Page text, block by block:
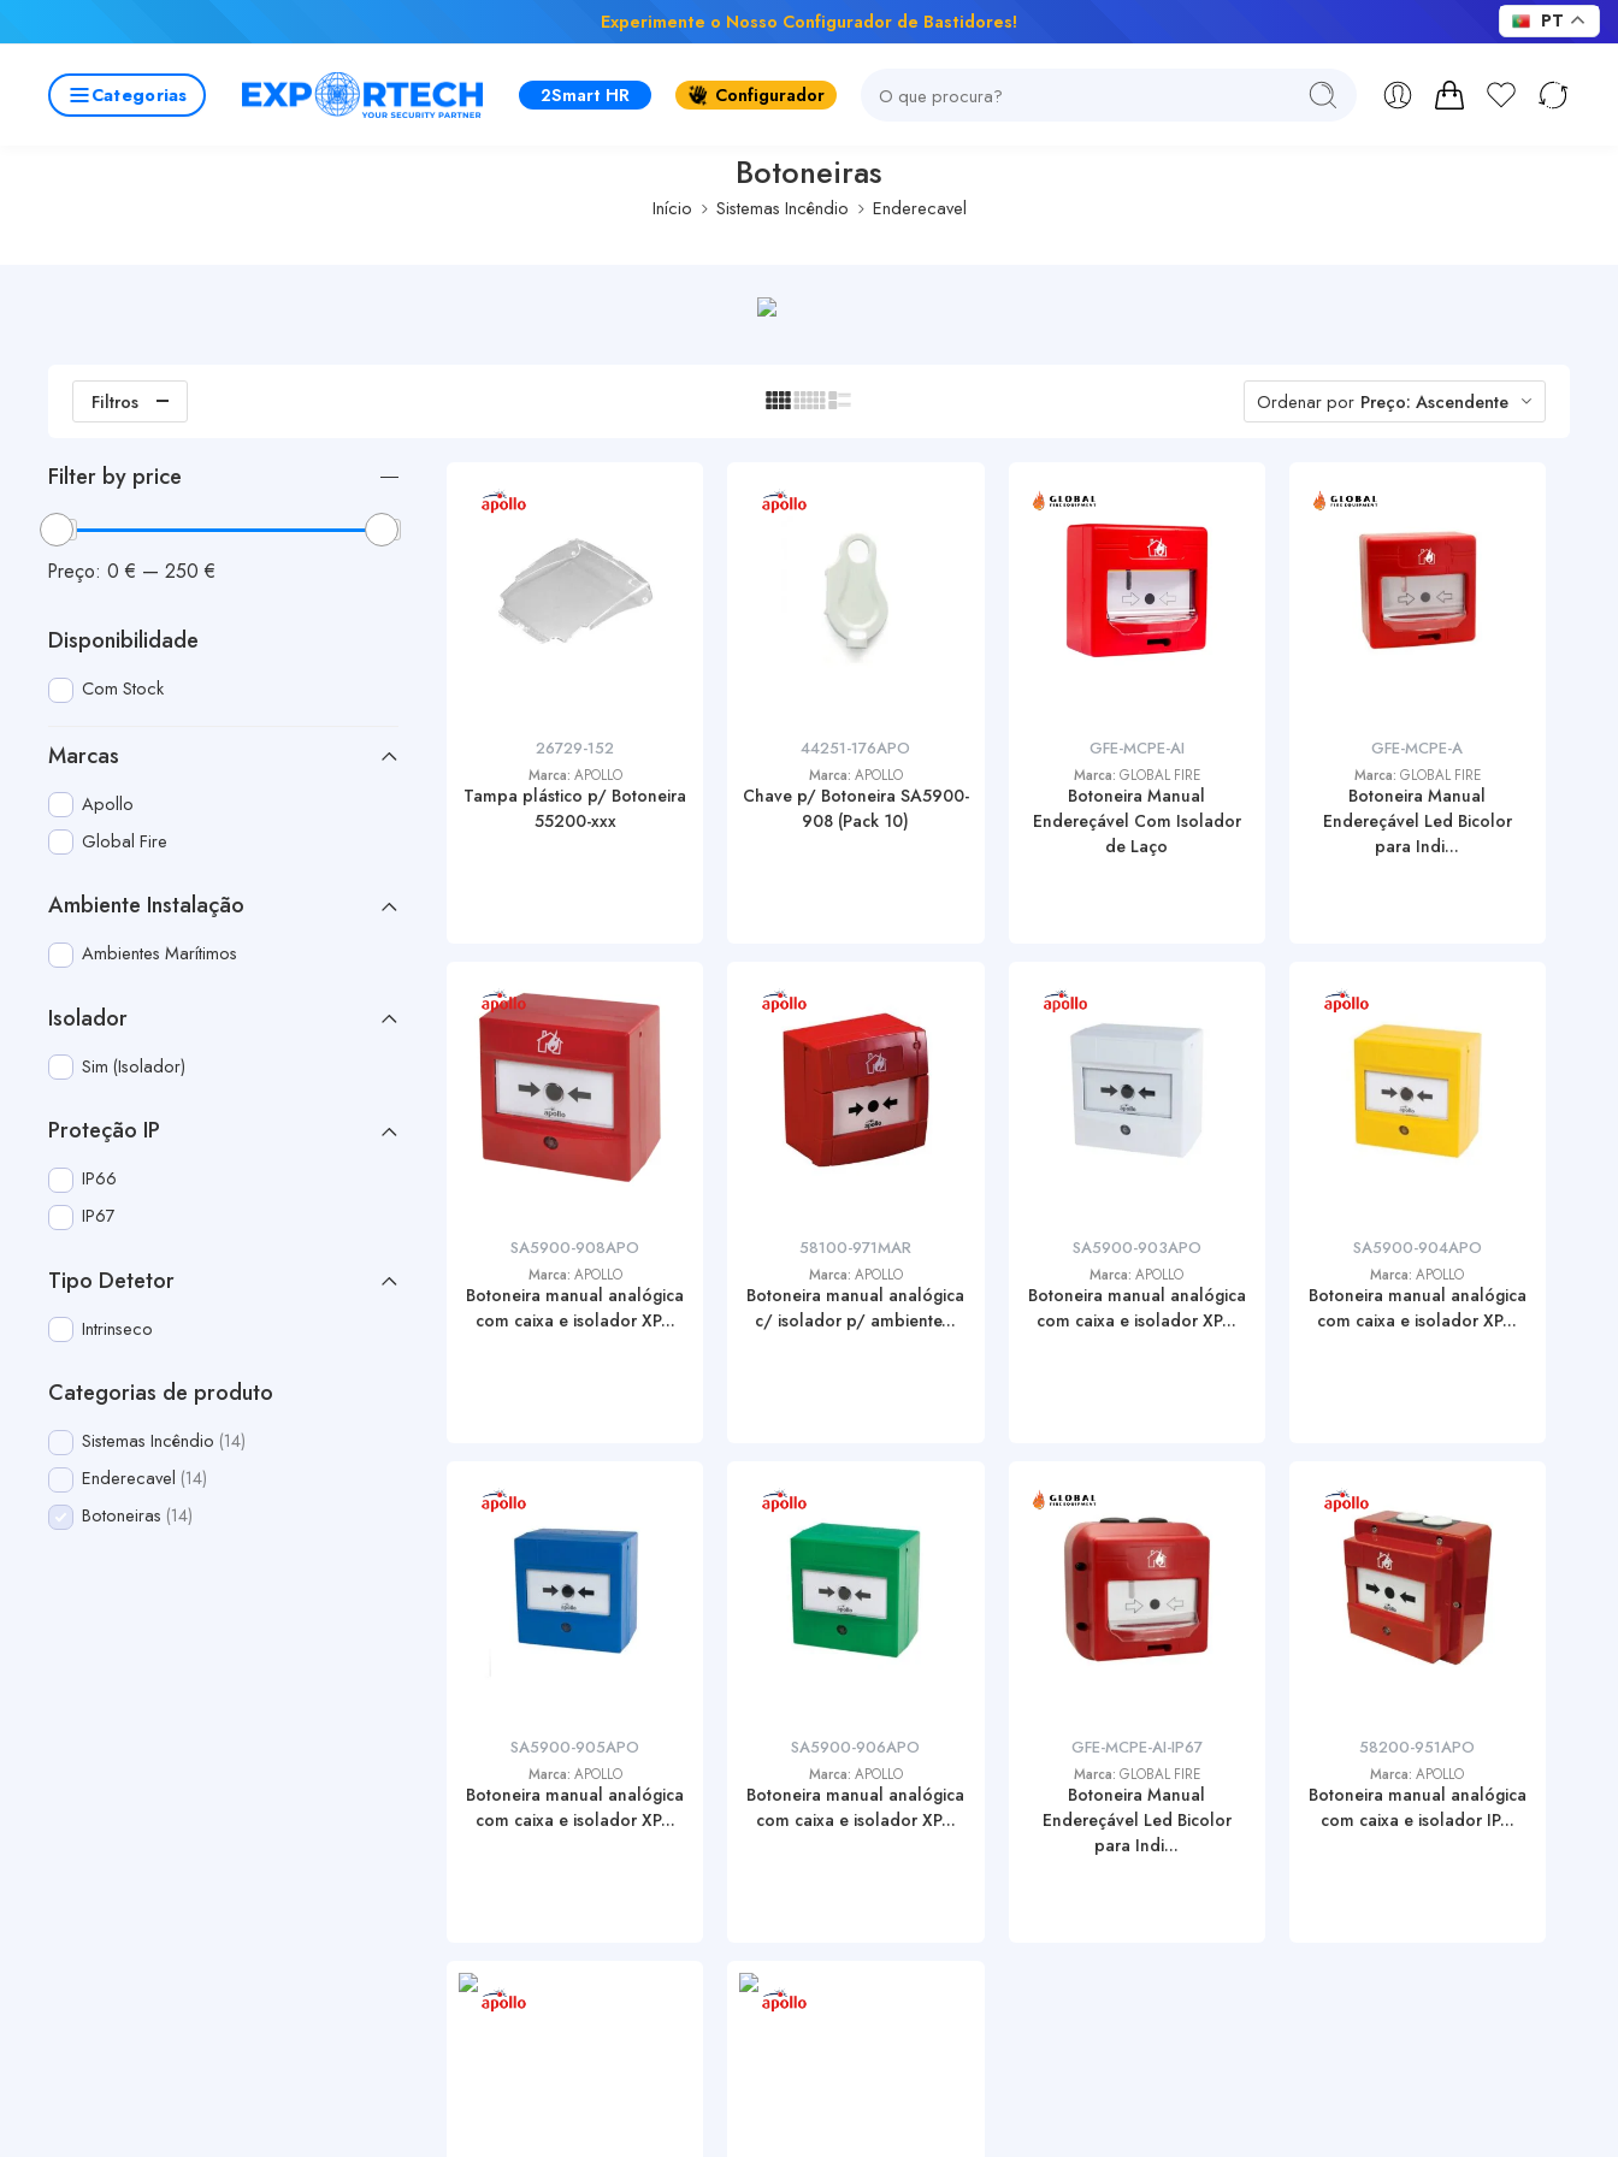
Experimente o Nosso Configurador de Bastidores!
Categorias 2Smart HR Configurador
Botoneiras
Início Sistemas Incêndio Enderecavel
Filtros Ordenar por Preço: Ascendente
26729-152
Marca: APOLLO
Tampa plástico p/ Botoneira
55200-xxx
44251-176APO
Marca: APOLLO
Chave p/ Botoneira SA5900-
908 (Pack 10)
GFE-MCPE-AI
Marca: GLOBAL FIRE
Botoneira Manual
Endereçável Com Isolador
de Laço
GFE-MCPE-A
Marca: GLOBAL FIRE
Botoneira Manual
Endereçável Led Bicolor
para Indi...
SA5900-908APO
Marca: APOLLO
Botoneira manual analógica
com caixa e isolador XP...
58100-971MAR
Marca: APOLLO
Botoneira manual analógica
c/ isolador p/ ambiente...
SA5900-903APO
Marca:APOLLO
Botoneira manual analógica
com caixa e isolador XP...
SA5900-904APO
Marca:APOLLO
Botoneira manual analógica
com caixa e isolador XP...
SA5900-905APO
Marca: APOLLO
Botoneira manual analógica
com caixa e isolador XP...
SA5900-906APO
Marca: APOLLO
Botoneira manual analógica
com caixa e isolador XP...
GFE-MCPE-AI-IP67
Marca: GLOBAL FIRE
Botoneira Manual
Endereçável Led Bicolor
para Indi...
58200-951APO
Marca:APOLLO
Botoneira manual analógica
com caixa e isolador IP...
Filter by price
Preço: 0 € — 250 €
Disponibilidade
Com Stock
Marcas
Apollo
Global Fire
Ambiente Instalação
Ambientes Marítimos
Isolador
Sim (Isolador)
Proteção IP
IP66
IP67
Tipo Detetor
Intrinseco
Categorias de produto
Sistemas Incêndio 14
Enderecavel 14
Botoneiras 14
PT